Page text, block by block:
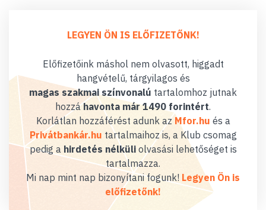
LEGYEN ÖN IS ELŐFIZETŐNK!
Előfizetőink máshol nem olvasott, higgadt
hangvételű, tárgyilagos és
magas szakmai színvonalú tartalomhoz jutnak
hozzáhavonta már 1490 forintért.
Korlátlan hozzáférést adunk az Mfor.hu és a
Privátbankár.hu tartalmaihoz is, a Klub csomag
pedig a hirdetés nélküliolvasási lehetőséget is
tartalmazza.
Mi nap mint nap bizonyítani fogunk! Legyen Ön is
előfizetőnk!